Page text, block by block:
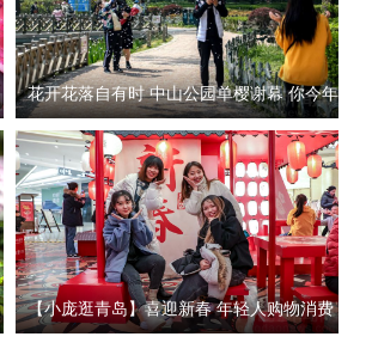
花开花落自有时 中山公园单樱谢幕 你今年
观赏了吗
【小庞逛青岛】喜迎新春 年轻人购物消费